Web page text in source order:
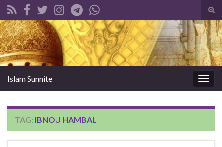
Search for:
Islam Sunnite
TAG: IBNOU HAMBAL